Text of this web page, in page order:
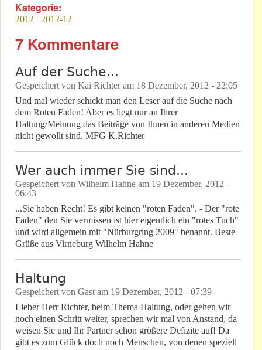
Kategorie:
2012 2012-12
7 Kommentare
Auf der Suche...
Gespeichert von Kai Richteram 18 Dezember, 2012 - 22:05
Und mal wieder schickt man den Leser auf die Suche nach
dem Roten Faden! Aber es liegt nur an Ihrer
Haltung/Meinung das Beiträge von Ihnen in anderen Medien
nicht gewollt sind. MFG K.Richter
Wer auch immer Sie sind...
Gespeichert von Wilhelm Hahne am 19 Dezember, 2012 -
06:43
...Sie haben Recht! Es gibt keinen "roten Faden". - Der "rote
Faden" den Sie vermissen ist hier eigentlich ein "rotes Tuch"
und wird allgemein mit "Nürburgring 2009" benannt. Beste
Grüße aus Virneburg Wilhelm Hahne
Haltung
Gespeichert von Gast am 19 Dezember, 2012 - 07:39
Lieber Herr Richter, beim Thema Haltung, oder gehen wir
noch einen Schritt weiter, sprechen wir mal von Anstand, da
weisen Sie und Ihr Partner schon größere Defizite auf! Da
gibt es zum Glück doch noch Menschen, von denen speziell